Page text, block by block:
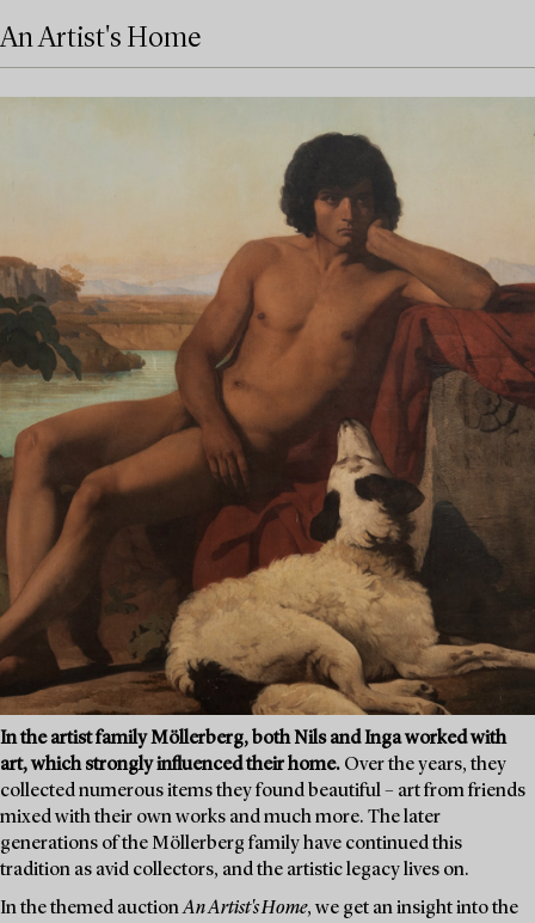
An Artist's Home
In the artist family Möllerberg, both Nils and Inga worked with
art, which strongly influenced their home. Over the years, they
collected numerous items they found beautiful – art from friends
mixed with their own works and much more. The later
generations of the Möllerberg family have continued this
tradition as avid collectors, and the artistic legacy lives on.
In the themed auctionAn Artist's Home, we get an insight into the